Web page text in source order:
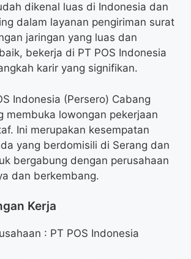
dikenal luas di Indonesia dan
dalam layanan pengiriman surat
jaringan yang luas dan
bekerja di PT POS Indonesia
karir yang signifikan.
Indonesia (Persero) Cabang
membuka lowongan pekerjaan
Ini merupakan kesempatan
yang berdomisili di Serang dan
bergabung dengan perusahaan
dan berkembang.
Kerja
: PT POS Indonesia